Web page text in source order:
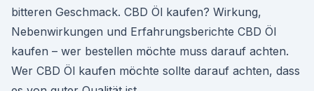
bitteren Geschmack. CBD Öl kaufen? Wirkung,
Nebenwirkungen und Erfahrungsberichte CBD Öl
kaufen – wer bestellen möchte muss darauf achten.
Wer CBD Öl kaufen möchte sollte darauf achten, dass